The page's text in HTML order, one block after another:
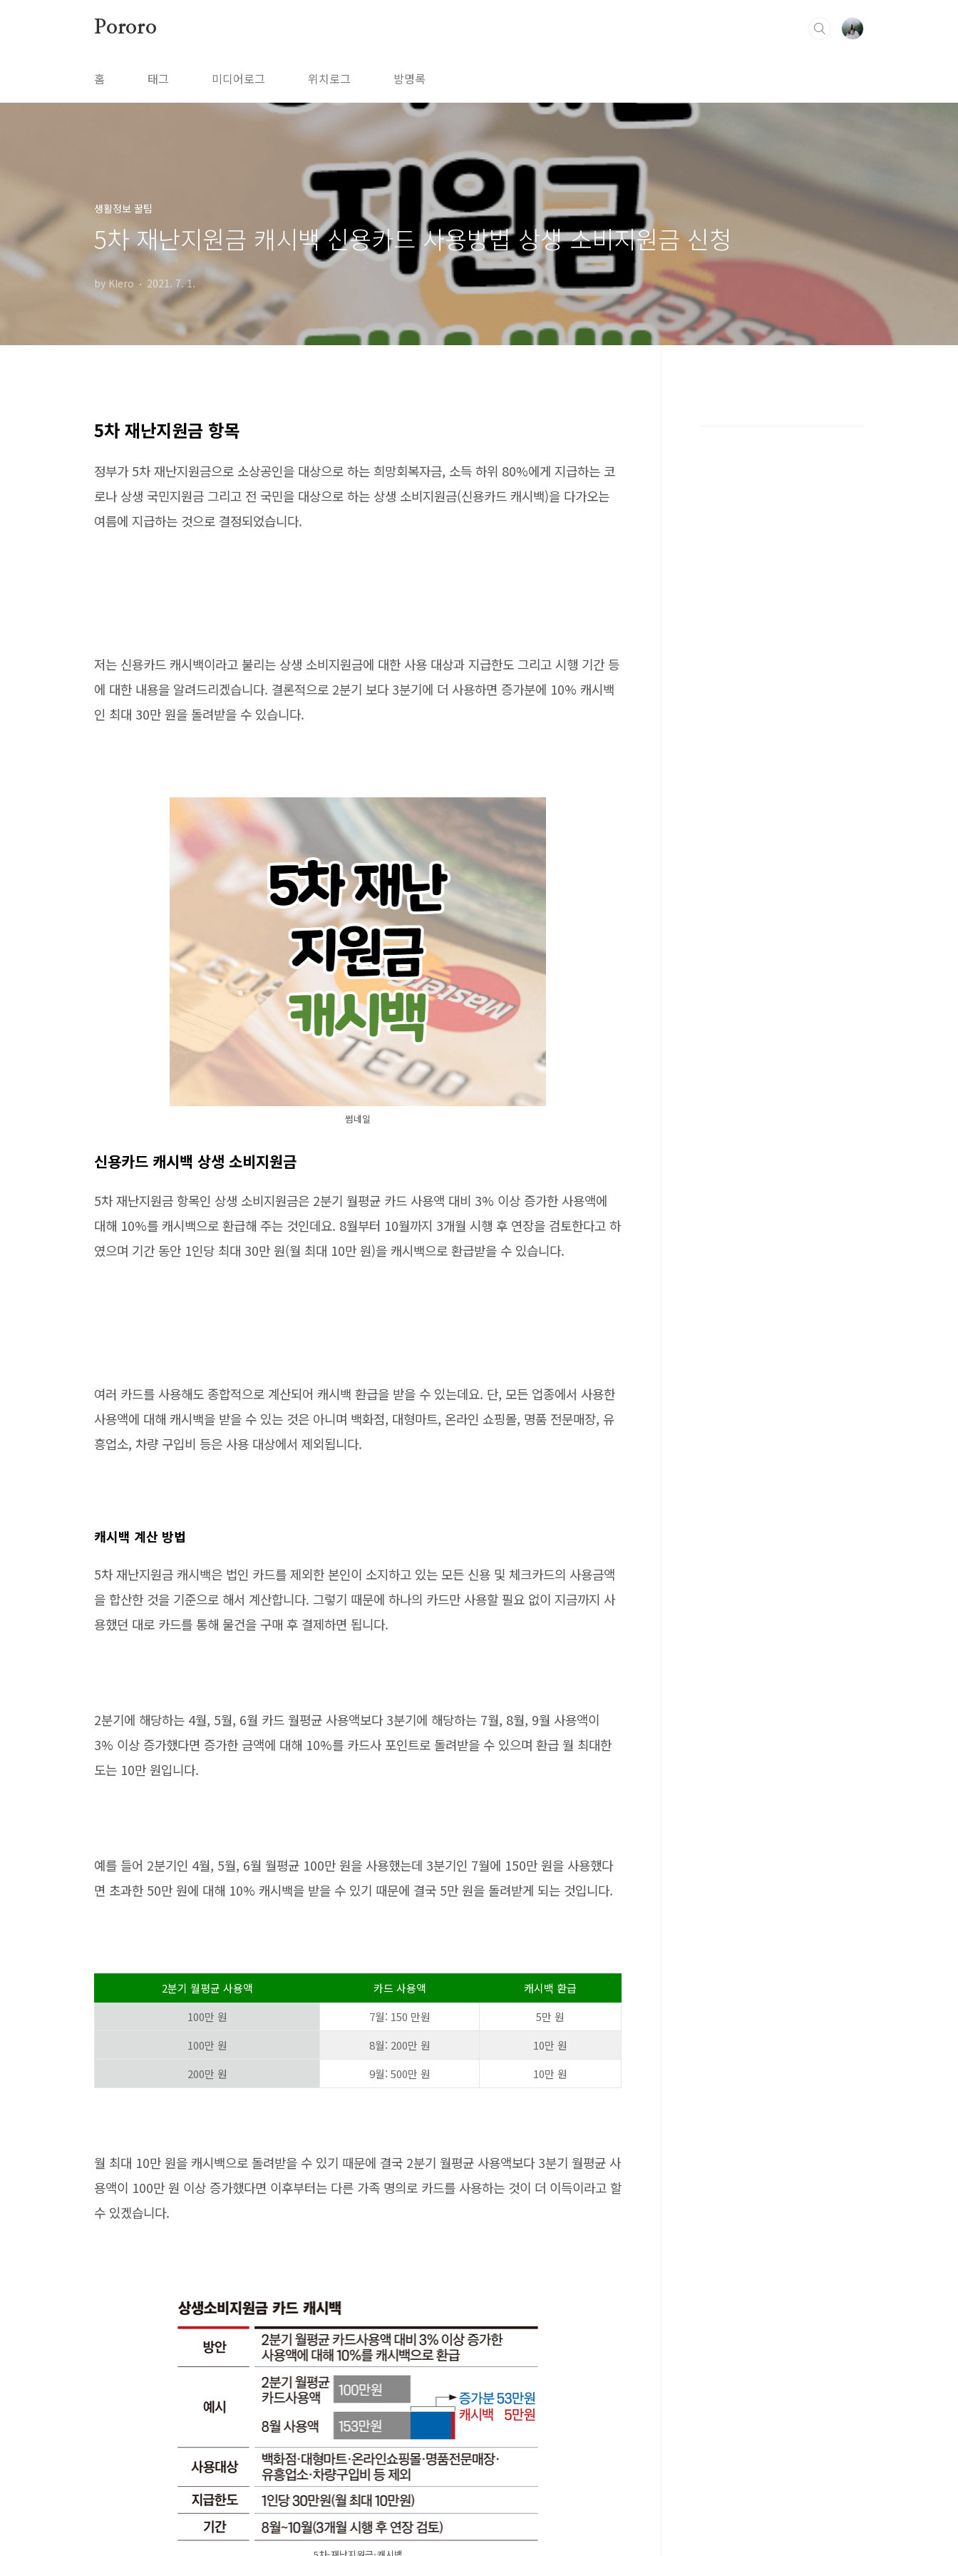
Pororo
홈 태그 미디어로그 위치로그 방명록
생활정보 꿀팁
5차 재난지원금 캐시백 신용카드 사용방법 상생 소비지원금 신청
by Klero 2021. 7. 1.
5차 재난지원금 항목
정부가 5차 재난지원금으로 소상공인을 대상으로 하는 희망회복자금, 소득 하위 80%에게 지급하는 코
로나 상생 국민지원금 그리고 전 국민을 대상으로 하는 상생 소비지원금(신용카드 캐시백)을 다가오는
여름에 지급하는 것으로 결정되었습니다.
저는 신용카드 캐시백이라고 불리는 상생 소비지원금에 대한 사용 대상과 지급한도 그리고 시행 기간 등
에 대한 내용을 알려드리겠습니다. 결론적으로 2분기 보다 3분기에 더 사용하면 증가분에 10% 캐시백
인 최대 30만 원을 돌려받을 수 있습니다.
썸네일
신용카드 캐시백 상생 소비지원금
5차 재난지원금 항목인 상생 소비지원금은 2분기 월평균 카드 사용액 대비 3% 이상 증가한 사용액에
대해 10%를 캐시백으로 환급해 주는 것인데요. 8월부터 10월까지 3개월 시행 후 연장을 검토한다고 하
였으며 기간 동안 1인당 최대 30만 원(월 최대 10만 원)을 캐시백으로 환급받을 수 있습니다.
여러 카드를 사용해도 종합적으로 계산되어 캐시백 환급을 받을 수 있는데요. 단, 모든 업종에서 사용한
사용액에 대해 캐시백을 받을 수 있는 것은 아니며 백화점, 대형마트, 온라인 쇼핑몰, 명품 전문매장, 유
흥업소, 차량 구입비 등은 사용 대상에서 제외됩니다.
캐시백 계산 방법
5차 재난지원금 캐시백은 법인 카드를 제외한 본인이 소지하고 있는 모든 신용 및 체크카드의 사용금액
을 합산한 것을 기준으로 해서 계산합니다. 그렇기 때문에 하나의 카드만 사용할 필요 없이 지금까지 사
용했던 대로 카드를 통해 물건을 구매 후 결제하면 됩니다.
2분기에 해당하는 4월, 5월, 6월 카드 월평균 사용액보다 3분기에 해당하는 7월, 8월, 9월 사용액이
3% 이상 증가했다면 증가한 금액에 대해 10%를 카드사 포인트로 돌려받을 수 있으며 환급 월 최대한
도는 10만 원입니다.
예를 들어 2분기인 4월, 5월, 6월 월평균 100만 원을 사용했는데 3분기인 7월에 150만 원을 사용했다
면 초과한 50만 원에 대해 10% 캐시백을 받을 수 있기 때문에 결국 5만 원을 돌려받게 되는 것입니다.
2분기 월평균 사용액 카드 사용액
캐시백 환급
100만 원
7월: 150 만원
5만 원
100만 원
8월: 200만 원
10만 원
200만 원
9월: 500만 원 10만 원
월 최대 10만 원을 캐시백으로 돌려받을 수 있기 때문에 결국 2분기 월평균 사용액보다 3분기 월평균 사
용액이 100만 원 이상 증가했다면 이후부터는 다른 가족 명의로 카드를 사용하는 것이 더 이득이라고 할
수 있겠습니다.